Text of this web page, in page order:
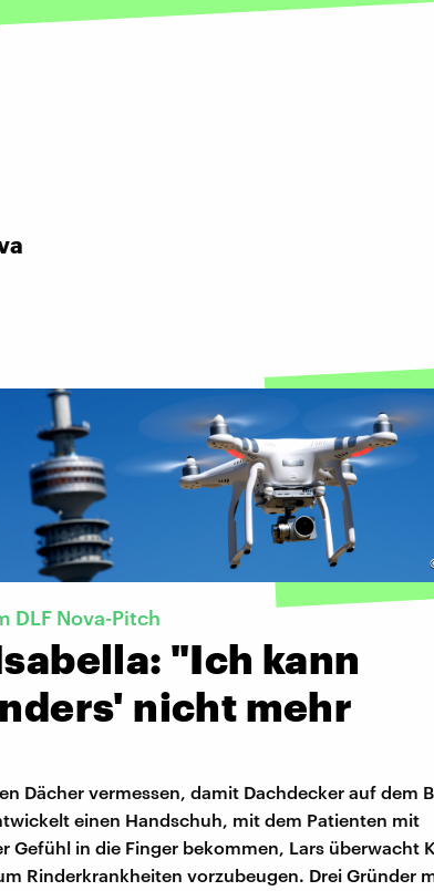
DLF Nova-Pitch
"Ich kann
nicht mehr
Dächer vermessen, damit Dachdecker auf dem
einen Handschuh, mit dem Patienten mit
Gefühl in die Finger bekommen, Lars überwacht
Rinderkrankheiten vorzubeugen. Drei Gründer